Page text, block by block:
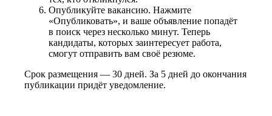
Опубликуйте вакансию. Нажмите
«Опубликовать», и ваше объявление попадёт
в поиск через несколько минут. Теперь
кандидаты, которых заинтересует работа,
смогут отправить вам своё резюме.
Срок размещения — 30 дней. За 5 дней до окончания
публикации придёт уведомление.